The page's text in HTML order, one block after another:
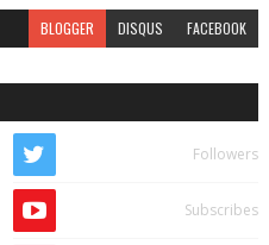
BLOGGER DISQUS FACEBOOK
Followers
Subscribes